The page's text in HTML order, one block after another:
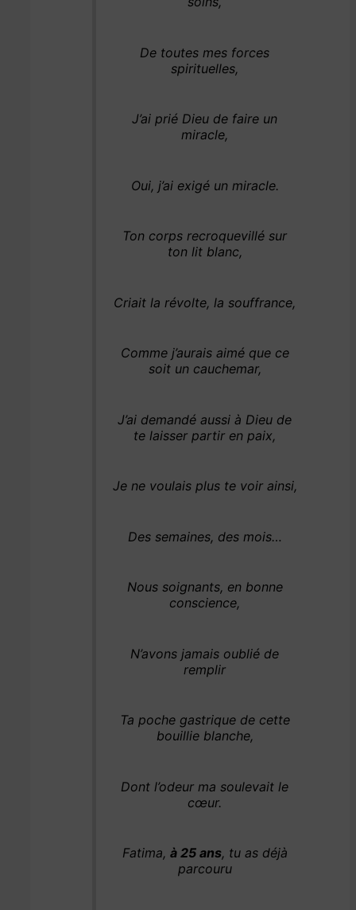
De toutes mes forces
spirituelles,
J’ai prié Dieu de faire un
miracle,
Oui, j’ai exigé un miracle.
Ton corps recroquevillé sur
ton lit blanc,
Criait la révolte, la souffrance,
Comme j’aurais aimé que ce
soit un cauchemar,
J’ai demandé aussi à Dieu de
te laisser partir en paix,
Je ne voulais plus te voir ainsi,
Des semaines, des mois…
Nous soignants, en bonne
conscience,
N’avons jamais oublié de
remplir
Ta poche gastrique de cette
bouillie blanche,
Dont l’odeur ma soulevait le
cœur.
Fatima, à 25 ans, tu as déjà
parcouru